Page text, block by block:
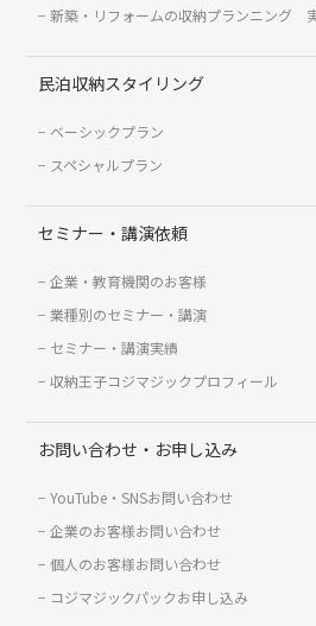
新築・リフォームの収納プランニング
民泊収納スタイリング
ベーシックプラン
スペシャルプラン
セミナー・講演依頼
企業・教育機関のお客様
業種別のセミナー・講演
セミナー・講演実績
収納王子コジマジックプロフィール
お問い合わせ・お申し込み
YouTube・SNSお問い合わせ
企業のお客様お問い合わせ
個人のお客様お問い合わせ
コジマジックパックお申し込み